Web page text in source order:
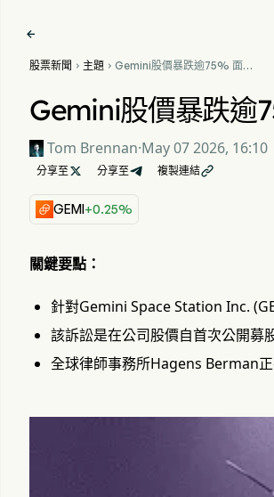

股票新聞  主題  Gemini股價暴跌逾75% 面臨
Gemini股價暴跌逾
Tom Brennan·May 07 2026, 16:10
分享至  分享至 複製連結
GEMI+0.25%
關鍵要點：
針對Gemini Space Station Inc.
該訴訟是在公司股價自首次公開募
全球律師事務所Hagens Berman